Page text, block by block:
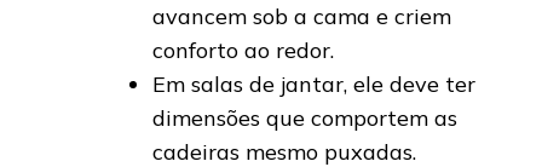
avancem sob a cama e criem
conforto ao redor.
Em salas de jantar, ele deve ter
dimensões que comportem as
cadeiras mesmo puxadas.